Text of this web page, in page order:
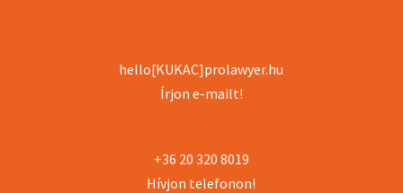
hello[KUKAC]prolawyer.hu
Írjon e-mailt!
+36 20 320 8019
Hívjon telefonon!